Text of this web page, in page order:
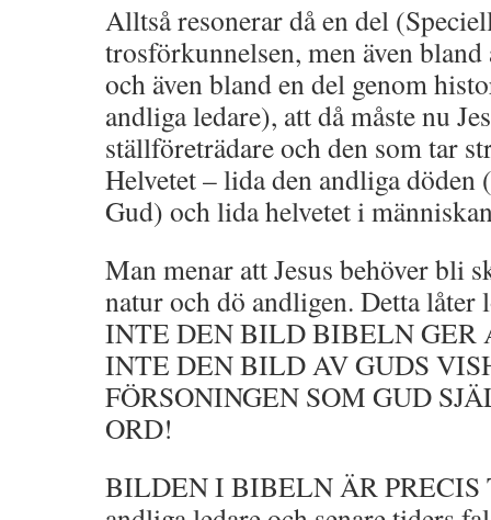
Alltså resonerar då en del
trosförkunnelsen, men även bland
och även bland en del genom
andliga ledare), att då måste nu
ställföreträdare och den som tar
Helvetet – lida den andliga döden
Gud) och lida helvetet i
Man menar att Jesus behöver bli
natur och dö andligen. Detta
INTE DEN BILD BIBELN GER
INTE DEN BILD AV GUDS
FÖRSONINGEN SOM GUD
ORD!
BILDEN I BIBELN ÄR PRECIS